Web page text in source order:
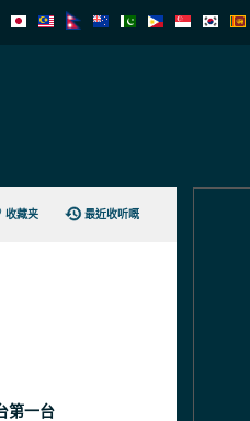
收藏夹 最近收听嘅
第一台